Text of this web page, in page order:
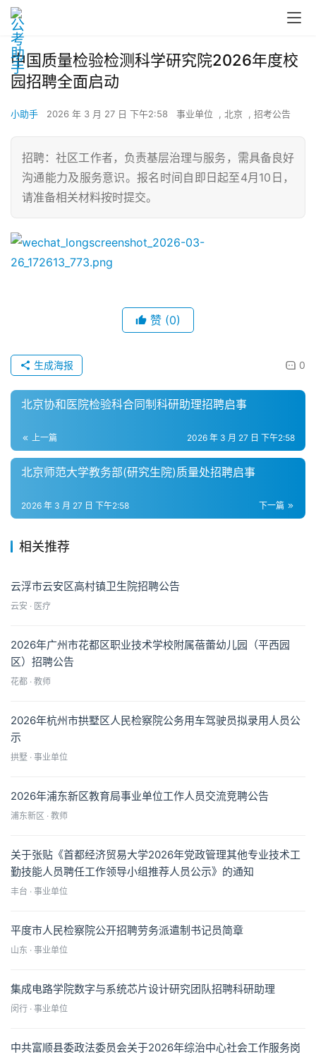
中国质量检验检测科学研究院2026年度校
园招聘全面启动
小助手 2026 年 3 月 27 日 下午2:58 事业单位 , 北京 , 招考公告
招聘：社区工作者，负责基层治理与服务，需具备良好
沟通能力及服务意识。报名时间自即日起至4月10日，
请准备相关材料按时提交。
赞 (0)
0
生成海报
北京协和医院检验科合同制科研助理招聘启事
上一篇 2026 年 3 月 27 日 下午2:58
北京师范大学教务部(研究生院)质量处招聘启事
下一篇
2026 年 3 月 27 日 下午2:58
相关推荐
云浮市云安区高村镇卫生院招聘公告
云安 · 医疗
2026年广州市花都区职业技术学校附属蓓蕾幼儿园（平西园
区）招聘公告
花都 · 教师
2026年杭州市拱墅区人民检察院公务用车驾驶员拟录用人员公
示
拱墅 · 事业单位
2026年浦东新区教育局事业单位工作人员交流竞聘公告
浦东新区 · 教师
关于张贴《首都经济贸易大学2026年党政管理其他专业技术工
勤技能人员聘任工作领导小组推荐人员公示》的通知
丰台 · 事业单位
平度市人民检察院公开招聘劳务派遣制书记员简章
山东 · 事业单位
集成电路学院数字与系统芯片设计研究团队招聘科研助理
闵行 · 事业单位
中共富顺县委政法委员会关于2026年综治中心社会工作服务岗